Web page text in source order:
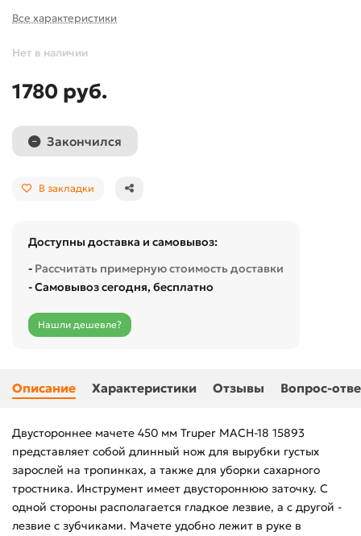
Все характеристики
Нет в наличии
1780 руб.
Закончился
В закладки
Доступны доставка и самовывоз:
- Рассчитать примерную стоимость доставки
- Самовывоз сегодня, бесплатно
Нашли дешевле?
Описание Характеристики Отзывы Вопрос-
Двустороннее мачете 450 мм Truper MACH-18 15893
представляет собой длинный нож для вырубки густых
зарослей на тропинках, а также для уборки сахарного
тростника. Инструмент имеет двустороннюю заточку. С
одной стороны располагается гладкое лезвие, а с другой -
лезвие с зубчиками. Мачете удобно лежит в руке в